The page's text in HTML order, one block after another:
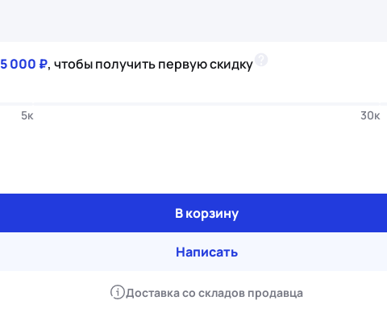
5 000 ₽, чтобы получить первую скидку
5к 30к
В корзину
Написать
Доставка со складов продавца